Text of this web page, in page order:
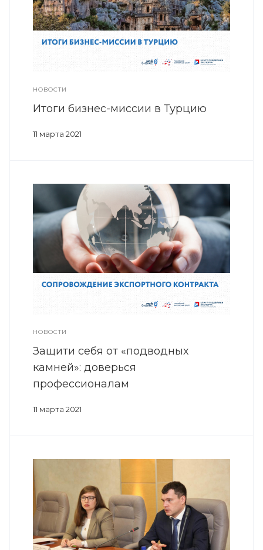
НОВОСТИ
Итоги бизнес-миссии в Турцию
11 марта 2021
НОВОСТИ
Защити себя от «подводных
камней»: доверься
профессионалам
11 марта 2021